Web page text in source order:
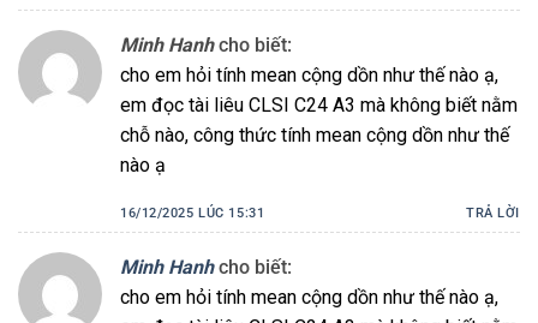
Minh Hanh cho biết:
cho em hỏi tính mean cộng dồn như thế nào ạ,
em đọc tài liêu CLSI C24 A3 mà không biết nằm
chỗ nào, công thức tính mean cộng dồn như thế
nào ạ
16/12/2025 LÚC 15:31 TRẢ LỜI
Minh Hanh cho biết:
cho em hỏi tính mean cộng dồn như thế nào ạ,